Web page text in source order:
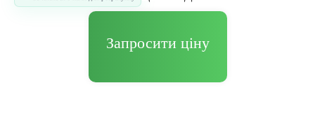
Запросити ціну